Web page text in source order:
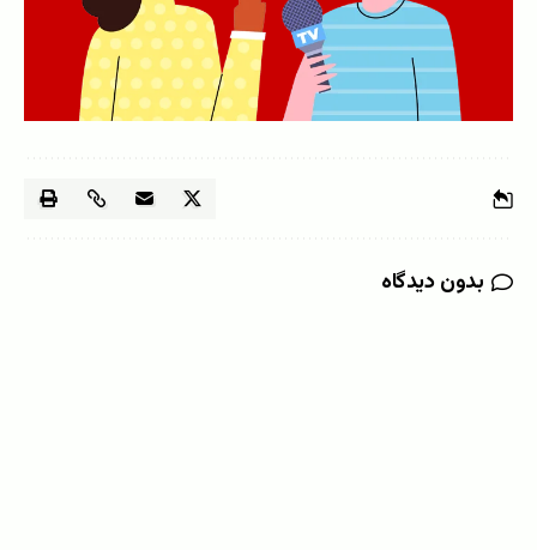
بدون دیدگاه